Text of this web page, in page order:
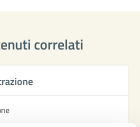
correlati